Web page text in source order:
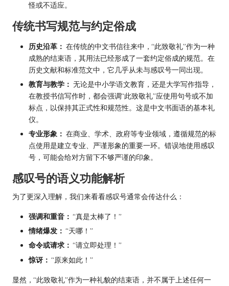
怪或不适应。
传统书写规范与约定俗成
历史沿革： 在传统的中文书信往来中，“此致敬礼”作为一种
成熟的结束语，其用法已经形成了一套约定俗成的规范。在
历史文献和标准范文中，它几乎从未与感叹号一同出现。
教育与教学： 无论是中小学语文教育，还是大学写作指导，
在教授书信写作时，都会强调“此致敬礼”应使用句号或不加
标点，以保持其正式性和规范性。这是中文书面语的基本礼
仪。
专业形象： 在商业、学术、政府等专业领域，遵循规范的标
点使用是建立专业、严谨形象的重要一环。错误地使用感叹
号，可能会给对方留下不够严谨的印象。
感叹号的语义功能解析
为了更深入理解，我们来看看感叹号通常会传达什么：
强调和重音： “真是太棒了！”
情绪爆发： “天哪！”
命令或请求： “请立即处理！”
惊讶： “原来如此！”
显然，“此致敬礼”作为一种礼貌的结束语，并不属于上述任何一